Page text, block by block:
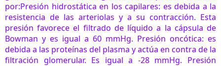
por:Presión hidrostática en los capilares: es debida a la
resistencia de las arteriolas y a su contracción. Esta
presión favorece el filtrado de líquido a la cápsula de
Bowman y es igual a 60 mmHg. Presión oncótica: es
debida a las proteínas del plasma y actúa en contra de la
filtración glomerular. Es igual a -28 mmHg. Presión